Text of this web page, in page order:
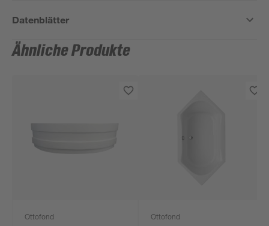
Datenblätter
Ähnliche Produkte
Ottofond Ottofond